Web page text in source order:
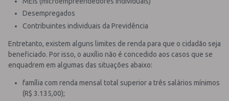
Desempregados
Contribuintes individuais da Previdência
Entretanto, existem alguns limites de renda para que o cidadão seja
beneficiado. Por isso, o auxílio não é concedido aos casos que se
enquadrem em algumas das situações abaixo:
família com renda mensal total superior a três salários mínimos
(R$ 3.135,00);